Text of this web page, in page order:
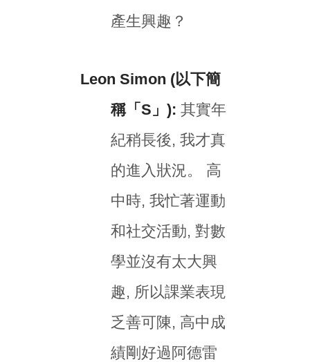
產生興趣？
Leon Simon (以下簡
稱「S」): 其實年
紀稍長後, 我才真
的進入狀況。 高
中時, 我忙著運動
和社交活動, 對數
學並沒有太大興
趣, 所以課業表現
乏善可陳, 高中成
績剛好過阿德雷